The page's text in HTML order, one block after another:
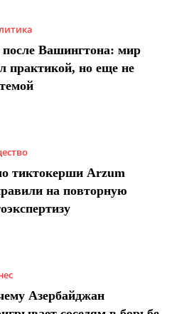
после Вашингтона: мир
практикой, но еще не
тиктокерши Arzum
на повторную
Азербайджан